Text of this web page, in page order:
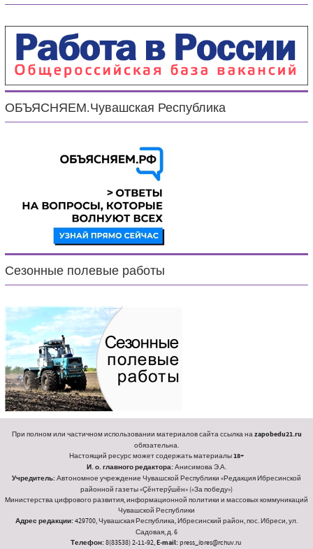
ОБЪЯСНЯЕМ.Чувашская Республика
Сезонные полевые работы
При полном или частичном использовании материалов сайта ссылка наzapobedu21.ru
обязательна.
Настоящий ресурс может содержать материалы18+
И. о. главного редактора:Анисимова Э.А.
Учредитель:Автономное учреждение Чувашской Республики «Редакция Ибресинской
районной газеты «Ҫӗнтерӳшӗн» («За победу»)
Министерства цифрового развития, информационной политики и массовых коммуникаций
Чувашской Республики
Адрес редакции:429700, Чувашская Республика, Ибресинский район, пос. Ибреси, ул.
Садовая, д. 6
Телефон:8(83538) 2-11-92,E-mail:press_ibres@rchuv.ru